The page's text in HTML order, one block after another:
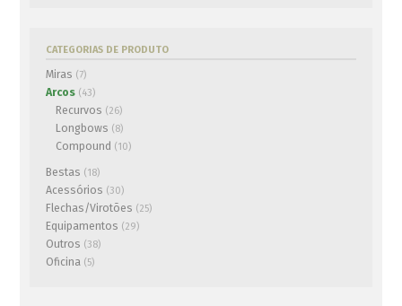
CATEGORIAS DE PRODUTO
Miras (7)
Arcos (43)
Recurvos (26)
Longbows (8)
Compound (10)
Bestas (18)
Acessórios (30)
Flechas/Virotões (25)
Equipamentos (29)
Outros (38)
Oficina (5)